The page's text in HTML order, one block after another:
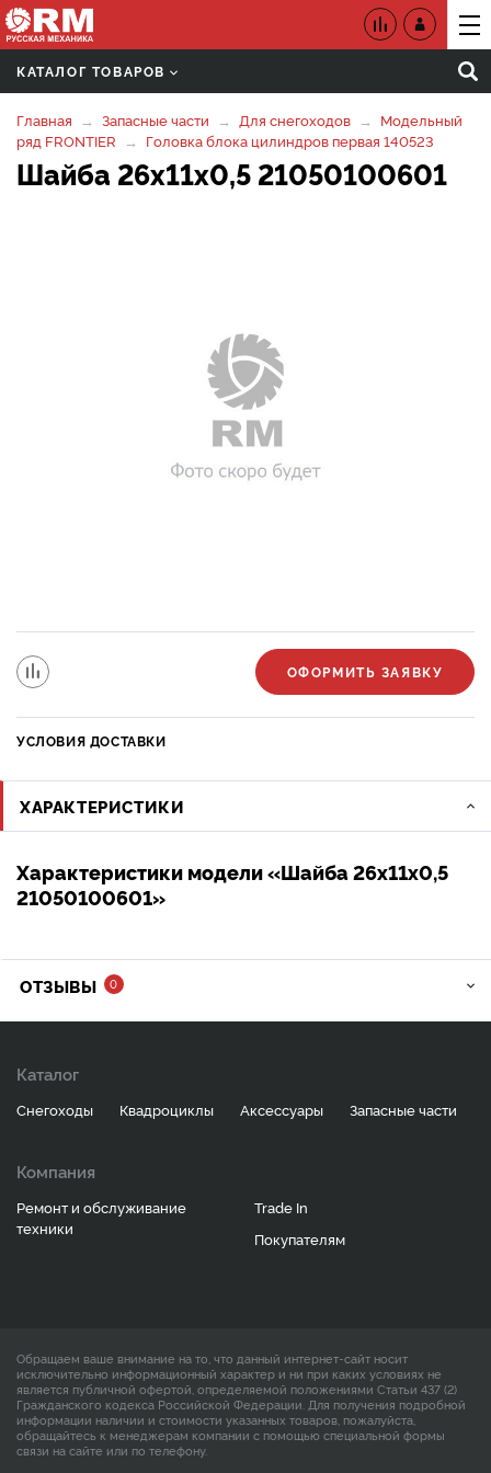
КАТАЛОГ ТОВАРОВ
Главная Запасные части Для снегоходов
Модельный
ряд FRONTIER
Головка блока цилиндров первая 140523
Шайба 26х11х0,5 21050100601
ОФОРМИТЬ ЗАЯВКУ
УСЛОВИЯ ДОСТАВКИ
ХАРАКТЕРИСТИКИ
Характеристики модели «Шайба 26х11х0,5
21050100601»
ОТЗЫВЫ 0
Каталог
Снегоходы Квадроциклы Аксессуары Запасные части
Компания
Ремонт и обслуживание
техники
Trade In
Покупателям
Обращаем ваше внимание на то, что данный интернет-сайт носит
исключительно информационный характер и ни при каких условиях не
является публичной офертой, определяемой положениями Статьи 437 (2)
Гражданского кодекса Российской Федерации. Для получения подробной
информации наличии и стоимости указанных товаров, пожалуйста,
обращайтесь к менеджерам компании с помощью специальной формы
связи на сайте или по телефону.